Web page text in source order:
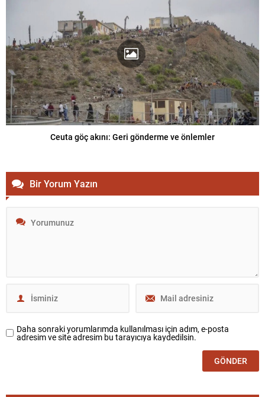
Ceuta göç akını: Geri gönderme ve önlemler
Bir Yorum Yazın
Daha sonraki yorumlarımda kullanılması için adım, e-posta
adresim ve site adresim bu tarayıcıya kaydedilsin.